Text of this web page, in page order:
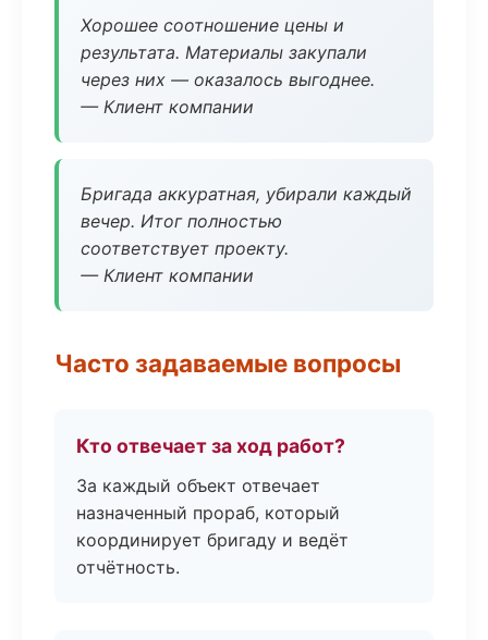
Хорошее соотношение цены и
результата. Материалы закупали
через них — оказалось выгоднее.
— Клиент компании
Бригада аккуратная, убирали каждый
вечер. Итог полностью
соответствует проекту.
— Клиент компании
Часто задаваемые вопросы
Кто отвечает за ход работ?
За каждый объект отвечает
назначенный прораб, который
координирует бригаду и ведёт
отчётность.